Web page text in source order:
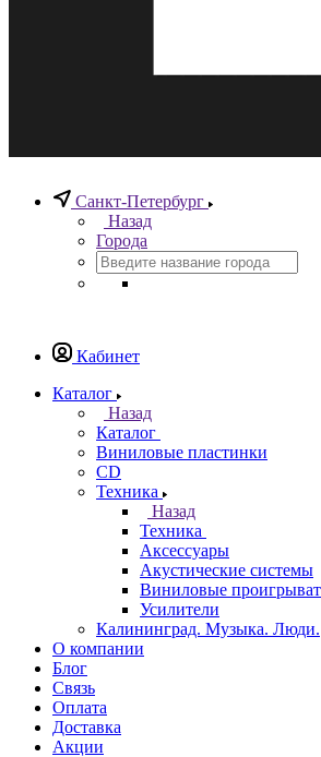
Санкт-Петербург
Назад
Города
Кабинет
Каталог
Назад
Каталог
Виниловые пластинки
CD
Техника
Назад
Техника
Аксессуары
Акустические системы
Виниловые
Усилители
Калининград. Музыка. Люди.
О компании
Блог
Связь
Оплата
Доставка
Акции